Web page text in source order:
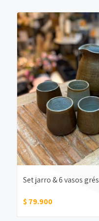
Set jarro & 6 vasos grés
$ 79.900